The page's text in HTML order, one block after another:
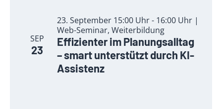
SEP
23
23. September 15:00 Uhr - 16:00 Uhr |
Web-Seminar, Weiterbildung
Effizienter im Planungsalltag
– smart unterstützt durch KI-
Assistenz